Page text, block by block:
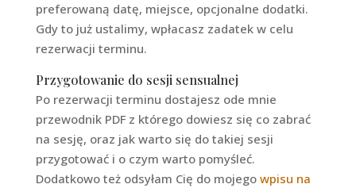
preferowaną datę, miejsce, opcjonalne dodatki.
Gdy to już ustalimy, wpłacasz zadatek w celu
rezerwacji terminu.
Przygotowanie do sesji sensualnej
Po rezerwacji terminu dostajesz ode mnie
przewodnik PDF z którego dowiesz się co zabrać
na sesję, oraz jak warto się do takiej sesji
przygotować i o czym warto pomyśleć.
Dodatkowo też odsyłam Cię do mojegowpisu na